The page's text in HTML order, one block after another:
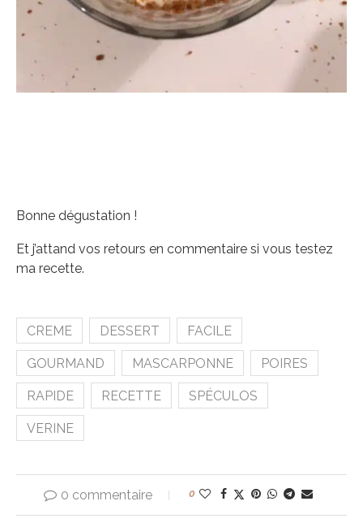
Bonne dégustation !
Et j’attand vos retours en commentaire si vous testez
ma recette.
CREME DESSERT FACILE
GOURMAND MASCARPONNE POIRES
RAPIDE RECETTE SPÉCULOS
VERINE
0 commentaire 0